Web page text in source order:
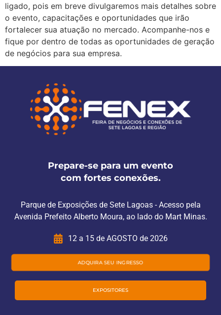
ligado, pois em breve divulgaremos mais detalhes sobre
o evento, capacitações e oportunidades que irão
fortalecer sua atuação no mercado. Acompanhe-nos e
fique por dentro de todas as oportunidades de geração
de negócios para sua empresa.
Prepare-se para um evento
com fortes conexões.
Parque de Exposições de Sete Lagoas - Acesso pela
Avenida Prefeito Alberto Moura, ao lado do Mart Minas.
12 a 15 de AGOSTO de 2026
EXPOSITORES
ADQUIRA SEU INGRESSO